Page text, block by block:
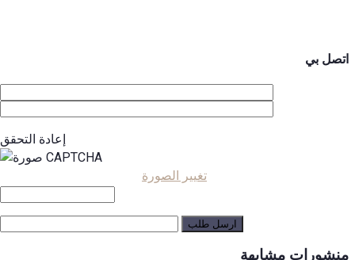
اتصل بي
إعادة التحقق
تغيير الصورة
منشورات مشابهة